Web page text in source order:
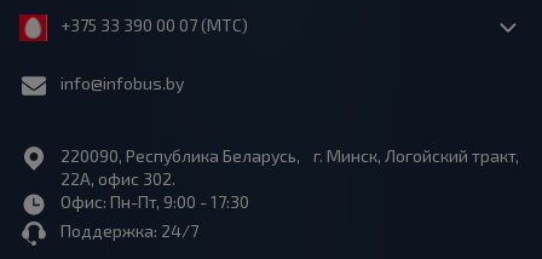
+375 33 390 00 07 (МТС)
info@infobus.by
220090, Республика Беларусь, г. Минск, Логойский тракт,
22А, офис 302.
Офис: Пн-Пт, 9:00 - 17:30
Поддержка: 24/7